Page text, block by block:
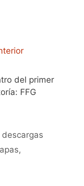
del primer
FFG
,